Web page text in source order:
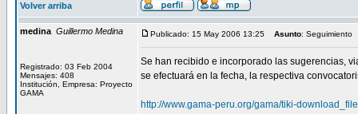
Volver arriba
medina Guillermo Medina
Registrado: 03 Feb 2004
Mensajes: 408
Institución, Empresa: Proyecto
GAMA
Publicado: 15 May 2006 13:25 Asunto: Seguimiento
Se han recibido e incorporado las sugerencias,
se efectuará en la fecha, la respectiva
http://www.gama-peru.org/gama/tiki-